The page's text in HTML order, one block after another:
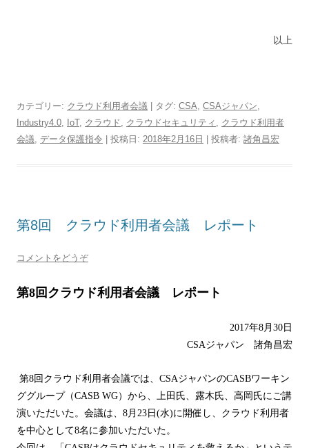
以上
カテゴリー: クラウド利用者会議 | タグ: CSA CSAジャパン
Industry4.0 IoT, クラウド クラウドセキュリティ
クラウド利用者
会議
データ保護指令 | 投稿日: 2018年2月16日 | 投稿者: 諸角昌宏
第8回 クラウド利用者会議 レポート
コメントをどうぞ
第8回クラウド利用者会議 レポート
2017年8 月30日
CSAジャパン 諸角昌宏
第8回クラウド利用者会議では、 CSAジャパンのCASBワーキン
ググループ（CASB WG）から、上田氏、露木氏、高岡氏にご講
演いただいた。会議は、 8 月 23日(水)に開催し、クラウド利用者
を中心として8名に参加いただいた。